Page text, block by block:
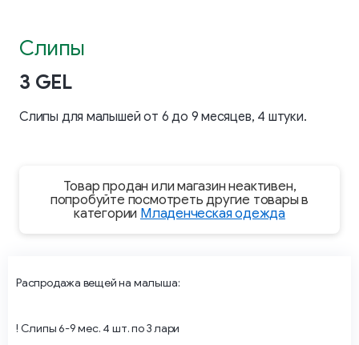
Слипы
3 GEL
Слипы для малышей от 6 до 9 месяцев, 4 штуки.
Товар продан или магазин неактивен,
попробуйте посмотреть другие товары в
категории Младенческая одежда
Распродажа вещей на малыша:
! Слипы 6-9 мес. 4 шт. по 3 лари